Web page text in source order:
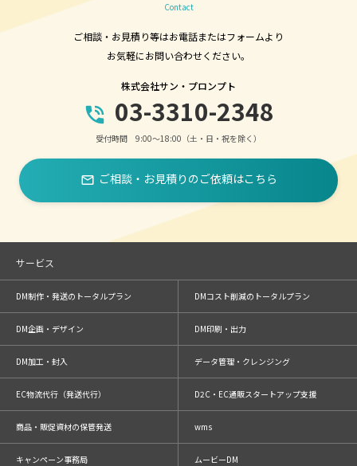
Contact
ご相談・お見積り等はお電話またはフォームより
お気軽にお問い合わせください。
株式会社サン・プロンプト
phone_in_talk 03-3310-2348
受付時間 9:00～18:00（土・日・祝を除く）
mail_outline ご相談・お見積りのご依頼はこちら
サービス
DM制作・発送のトータルプラン DMコスト削減のトータルプラン
DM企画・デザイン DM印刷・出力
DM加工・封入 データ管理・クレンジング
EC物流代行（発送代行） D2C・EC通販スタートアップ支援
商品・販促資材の保管発送 wms
キャンペーン事務局 ムービーDM